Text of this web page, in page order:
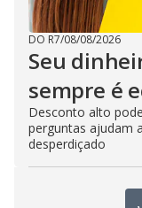
DO R7/08/08/2026
Seu
sempre é
Desconto alto
perguntas ajudam
desperdiçado